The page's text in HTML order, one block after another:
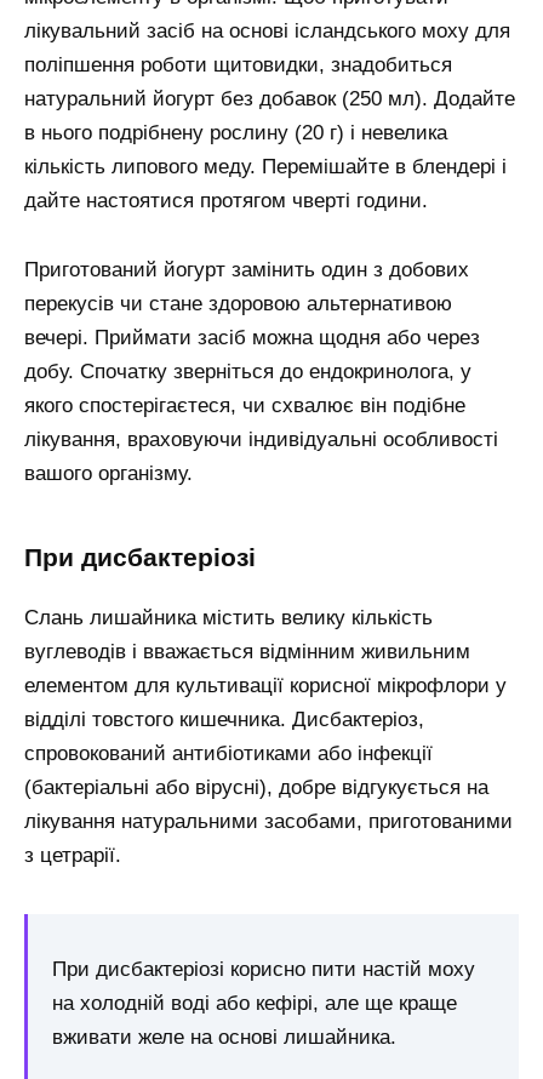
лікувальний засіб на основі ісландського моху для
поліпшення роботи щитовидки, знадобиться
натуральний йогурт без добавок (250 мл). Додайте
в нього подрібнену рослину (20 г) і невелика
кількість липового меду. Перемішайте в блендері і
дайте настоятися протягом чверті години.
Приготований йогурт замінить один з добових
перекусів чи стане здоровою альтернативою
вечері. Приймати засіб можна щодня або через
добу. Спочатку зверніться до ендокринолога, у
якого спостерігаєтеся, чи схвалює він подібне
лікування, враховуючи індивідуальні особливості
вашого організму.
При дисбактеріозі
Слань лишайника містить велику кількість
вуглеводів і вважається відмінним живильним
елементом для культивації корисної мікрофлори у
відділі товстого кишечника. Дисбактеріоз,
спровокований антибіотиками або інфекції
(бактеріальні або вірусні), добре відгукується на
лікування натуральними засобами, приготованими
з цетрарії.
При дисбактеріозі корисно пити настій моху
на холодній воді або кефірі, але ще краще
вживати желе на основі лишайника.